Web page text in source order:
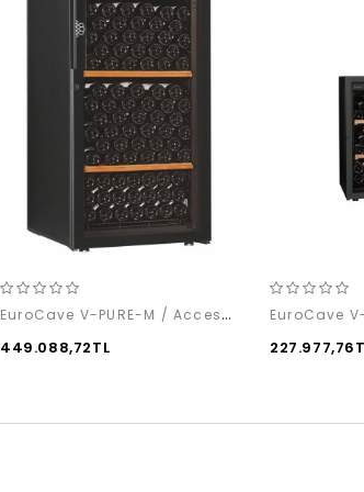
EuroCave V-PURE-M / Access Pack
449.088,72TL